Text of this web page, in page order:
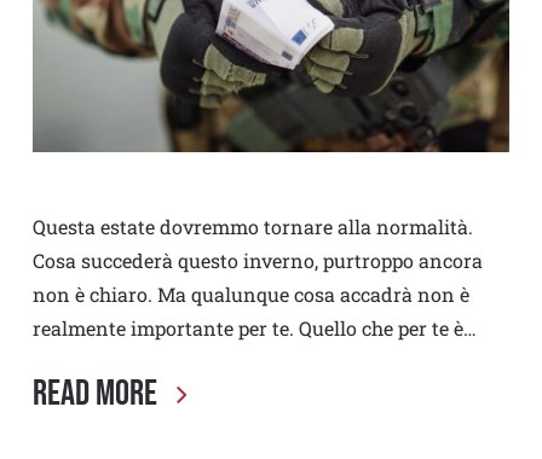
Questa estate dovremmo tornare alla normalità.
Cosa succederà questo inverno, purtroppo ancora
non è chiaro. Ma qualunque cosa accadrà non è
realmente importante per te. Quello che per te è…
Read More